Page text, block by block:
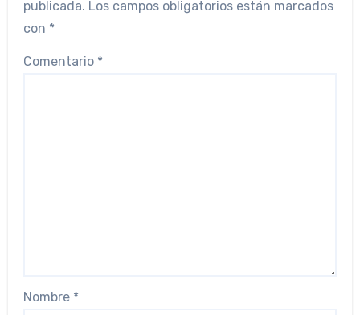
publicada. Los campos obligatorios están marcados
con *
Comentario *
Nombre *